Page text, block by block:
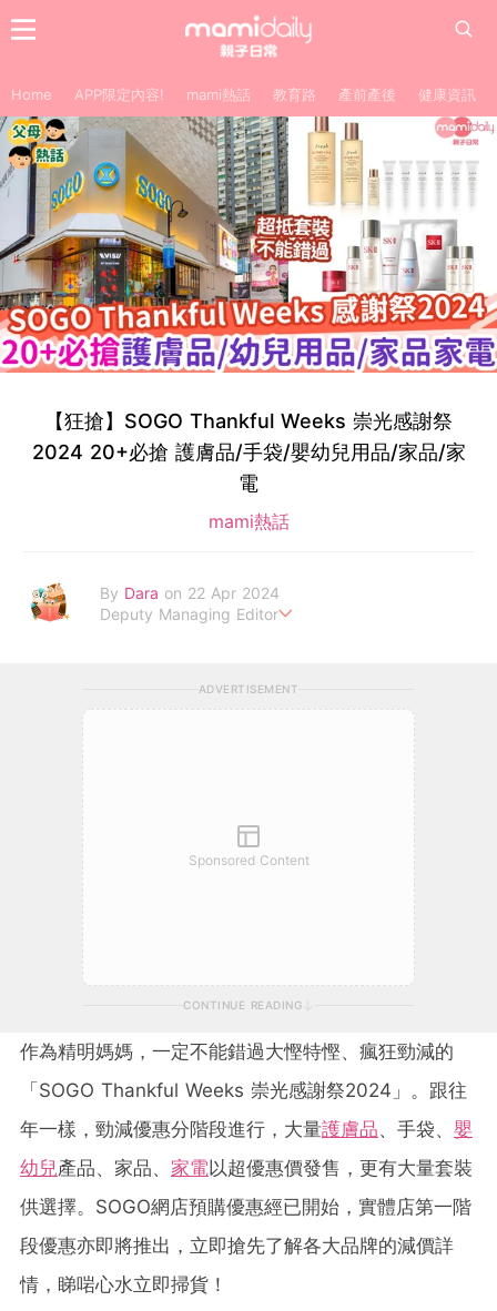
Home APP限定內容! mami熱話 教育路 產前產後 健康資訊
【狂搶】SOGO Thankful Weeks 崇光感謝祭
2024 20+必搶 護膚品/手袋/嬰幼兒用品/家品/家
電
mami熱話
By Dara on 22 Apr 2024
Deputy Managing Editor
ADVERTISEMENT
Sponsored Content
CONTINUE READING
作為精明媽媽，一定不能錯過大慳特慳、瘋狂勁減的
「SOGO Thankful Weeks 崇光感謝祭2024」。跟往
年一樣，勁減優惠分階段進行，大量護膚品、手袋、 嬰
幼兒產品、家品、 家電以超優惠價發售，更有大量套裝
供選擇。SOGO網店預購優惠經已開始，實體店第一階
段優惠亦即將推出，立即搶先了解各大品牌的減價詳
情，睇啱心水立即掃貨！